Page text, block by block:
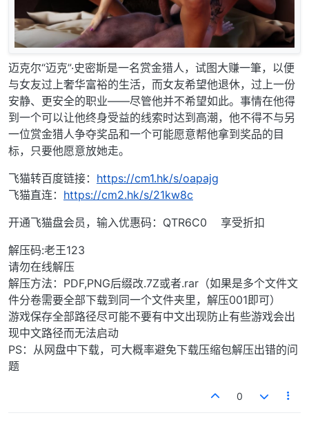
迈克尔“迈克”·史密斯是一名赏金猎人，试图大赚一筆，以便
与女友过上奢华富裕的生活，而女友希望他退休，过上一份
安静、更安全的职业——尽管他并不希望如此。事情在他得
到一个可以让他终身受益的线索时达到高潮，他不得不与另
一位赏金猎人争夺奖品和一个可能愿意帮他拿到奖品的目
标，只要他愿意放她走。
飞猫转百度链接： https://cm1.hk/s/oapajg
飞猫直连： https://cm2.hk/s/21kw8c
开通飞猫盘会员，输入优惠码：QTR6C0 享受折扣
解压码:老王123
请勿在线解压
解压方法：PDF,PNG后缀改.7Z或者.rar（如果是多个文件文
件分卷需要全部下载到同一个文件夹里，解压001即可）
游戏保存全部路径尽可能不要有中文出现防止有些游戏会出
现中文路径而无法启动
PS：从网盘中下载，可大概率避免下载压缩包解压出错的问
题
0